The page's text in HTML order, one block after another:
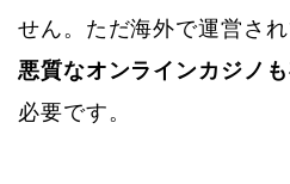
せん。ただ海外で運営さ
悪質なオンラインカジノ
必要です。